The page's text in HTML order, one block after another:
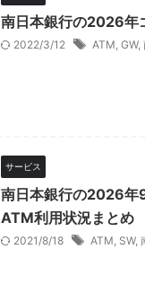
南日本銀行の2026年
2022/3/12 ATM, GW,
サービス
南日本銀行の2026年
ATM利用状況まとめ
2021/8/18 ATM, SW,